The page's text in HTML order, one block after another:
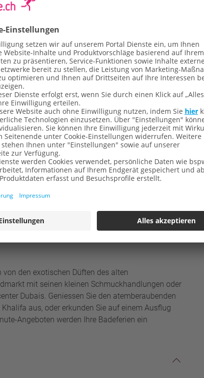
Creek
Frühstück
587.–
Hotel Suites And
Apartments
85% Weiterempfehlung
5 Tage, Frühstück
ab CHF 520.–
zum Baden. Mit der Kulisse der
hier mit dem Blick auf den unendlichen Weiten des
Wasserparks, die mit Rutschen und zahlreichen
auf ihre Kosten bringen.
den exotischen Düften des alten
mit seinen kleinen Schmuckhandlungen oder
Dubais. Geniessen Sie den atemberaubenden
aus, oder erkunden Sie auf einem Ausflug
Angeboten werden Ihre Badeferien ein